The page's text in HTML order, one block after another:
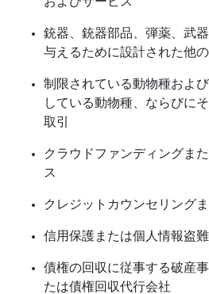
銃器、銃器部品、弾薬、武
与えるために設計された他
制限されている動物種およ
している動物種、ならびに
取引
クラウドファンディングま
ス
クレジットカウンセリング
信用保護または個人情報盗
債権の回収に従事する破産
たは債権回収代行会社